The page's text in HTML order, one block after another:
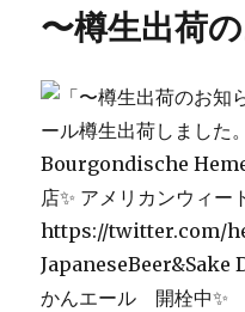
〜樽生出荷